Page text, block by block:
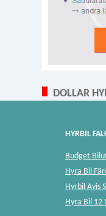
DOLLAR
HYRBIL
Budget
Hyra Bil
Hyrbil Avis
Hyra Bil 12